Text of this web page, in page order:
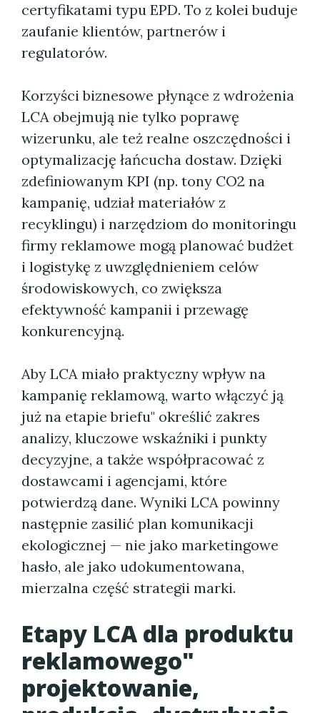
certyfikatami typu EPD. To z kolei buduje
zaufanie klientów, partnerów i
regulatorów.
Korzyści biznesowe płynące z wdrożenia
LCA obejmują nie tylko poprawę
wizerunku, ale też realne oszczędności i
optymalizację łańcucha dostaw. Dzięki
zdefiniowanym KPI (np. tony CO2 na
kampanię, udział materiałów z
recyklingu) i narzędziom do monitoringu
firmy reklamowe mogą planować budżet
i logistykę z uwzględnieniem celów
środowiskowych, co zwiększa
efektywność kampanii i przewagę
konkurencyjną.
Aby LCA miało praktyczny wpływ na
kampanię reklamową, warto włączyć ją
już na etapie briefu" określić zakres
analizy, kluczowe wskaźniki i punkty
decyzyjne, a także współpracować z
dostawcami i agencjami, które
potwierdzą dane. Wyniki LCA powinny
następnie zasilić plan komunikacji
ekologicznej — nie jako marketingowe
hasło, ale jako udokumentowana,
mierzalna część strategii marki.
Etapy LCA dla produktu
reklamowego"
projektowanie,